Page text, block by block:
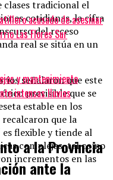
tradicional el
cotidianas, la cifra
del receso
real se sitúa en un
señalaron que este
previsible que se
estable en los
recalcaron que la
flexible y tiende al
complejas, tal como
incrementos en las
acusado de asesinar
Las Flores Sur
y mantenimiento
intensas lluvias
a la Provincia
ante la